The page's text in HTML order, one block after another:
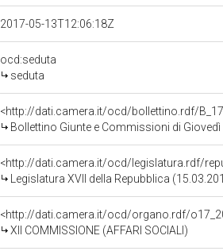
2017-05-13T12:06:18Z
ocd:seduta
seduta
<http://dati.camera.it/ocd/bollettino.rdf/
Bollettino Giunte e Commissioni di
<http://dati.camera.it/ocd/legislatura.rdf/
Legislatura XVII della Repubblica
<http://dati.camera.it/ocd/organo.rdf/
XII COMMISSIONE (AFFARI SOCIALI)